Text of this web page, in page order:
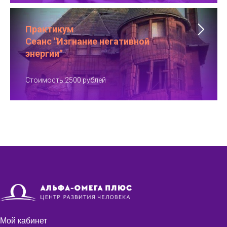
Практикум
Сеанс "Изгнание негативной
энергии"
Стоимость 2500 рублей
Мой кабинет